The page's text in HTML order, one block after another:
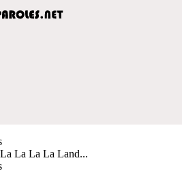
La La La Land...